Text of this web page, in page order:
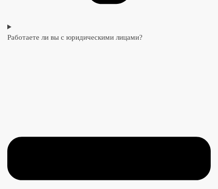
Работаете ли вы с юридическими лицами?